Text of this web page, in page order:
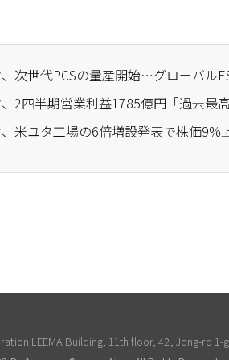
米ユタ工場の6倍増設発表で株価9%
LEEMA Building, 11th floor, 42, Jong-ro 1-